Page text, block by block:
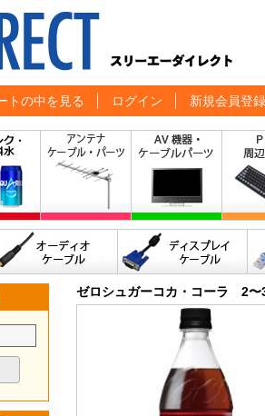
トの中を見る ログイン 新規会員登録
ゼロシュガーコカ・コーラ 2